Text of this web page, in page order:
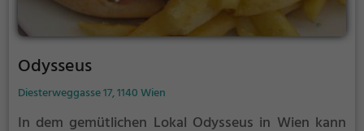
Odysseus
Diesterweggasse 17, 1140 Wien
In dem gemütlichen Lokal Odysseus in Wien kann